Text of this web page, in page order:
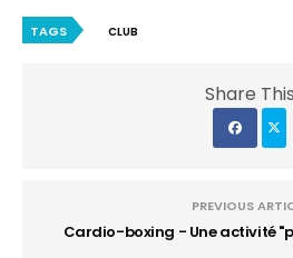
TAGS CLUB
Share This
PREVIOUS
Cardio-boxing - Une activité